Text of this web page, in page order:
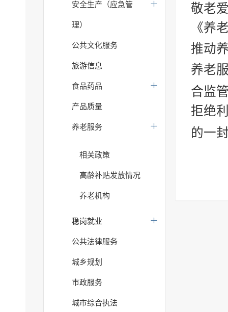
安全生产（应急管
理）
公共文化服务
旅游信息
食品药品
产品质量
养老服务
相关政策
高龄补贴发放情况
养老机构
稳岗就业
公共法律服务
城乡规划
市政服务
城市综合执法
敬老
《养
推动
养老
合监
拒绝
的一